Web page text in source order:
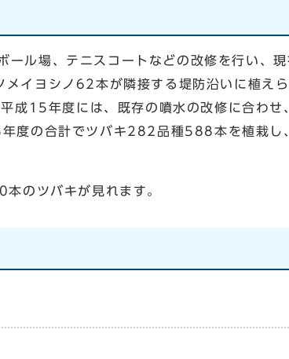
ル場、テニスコートなどの改修を行い、
イヨシノ62本が隣接する堤防沿いに植えら
15年度には、既存の噴水の改修に合わ
度の合計でツバキ282品種588本を植栽し
のツバキが見れます。